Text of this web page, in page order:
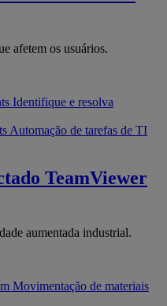
afetem os usuários.
Identifique e resolva
Automação de tarefas de TI
TeamViewer
aumentada industrial.
Movimentação de materiais